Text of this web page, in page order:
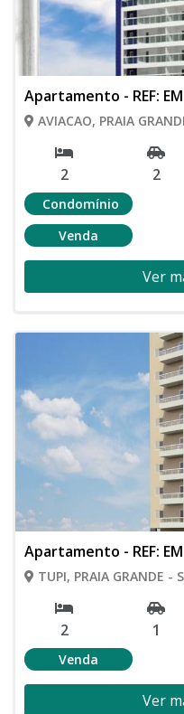
Apartamento - REF:
AVIACAO, PRAIA
2 2
Condomínio
Venda
Ver
Apartamento - REF:
TUPI, PRAIA GRANDE -
2 1
Venda
Ver